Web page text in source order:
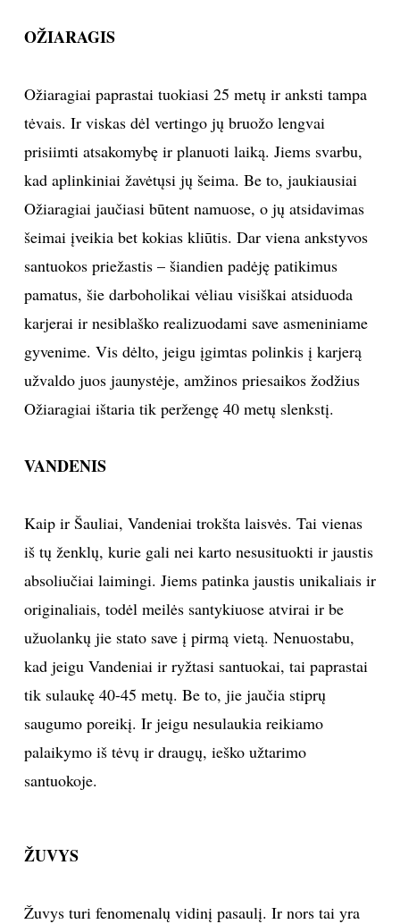
OŽIARAGIS
Ožiaragiai paprastai tuokiasi 25 metų ir anksti tampa
tėvais. Ir viskas dėl vertingo jų bruožo lengvai
prisiimti atsakomybę ir planuoti laiką. Jiems svarbu,
kad aplinkiniai žavėtųsi jų šeima. Be to, jaukiausiai
Ožiaragiai jaučiasi būtent namuose, o jų atsidavimas
šeimai įveikia bet kokias kliūtis. Dar viena ankstyvos
santuokos priežastis – šiandien padėję patikimus
pamatus, šie darboholikai vėliau visiškai atsiduoda
karjerai ir nesiblaško realizuodami save asmeniniame
gyvenime. Vis dėlto, jeigu įgimtas polinkis į karjerą
užvaldo juos jaunystėje, amžinos priesaikos žodžius
Ožiaragiai ištaria tik peržengę 40 metų slenkstį.
VANDENIS
Kaip ir Šauliai, Vandeniai trokšta laisvės. Tai vienas
iš tų ženklų, kurie gali nei karto nesusituokti ir jaustis
absoliučiai laimingi. Jiems patinka jaustis unikaliais ir
originaliais, todėl meilės santykiuose atvirai ir be
užuolankų jie stato save į pirmą vietą. Nenuostabu,
kad jeigu Vandeniai ir ryžtasi santuokai, tai paprastai
tik sulaukę 40-45 metų. Be to, jie jaučia stiprų
saugumo poreikį. Ir jeigu nesulaukia reikiamo
palaikymo iš tėvų ir draugų, ieško užtarimo
santuokoje.
ŽUVYS
Žuvys turi fenomenalų vidinį pasaulį. Ir nors tai yra